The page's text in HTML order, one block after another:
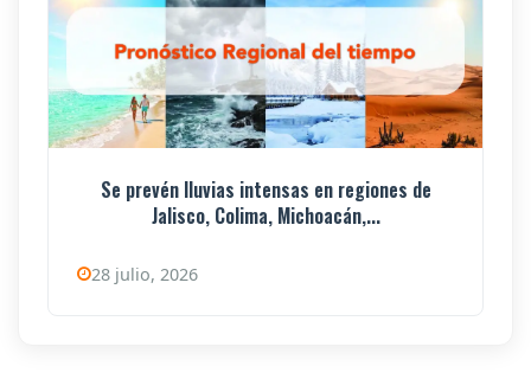
Se prevén lluvias intensas en regiones de
Jalisco, Colima, Michoacán,...
28 julio, 2026